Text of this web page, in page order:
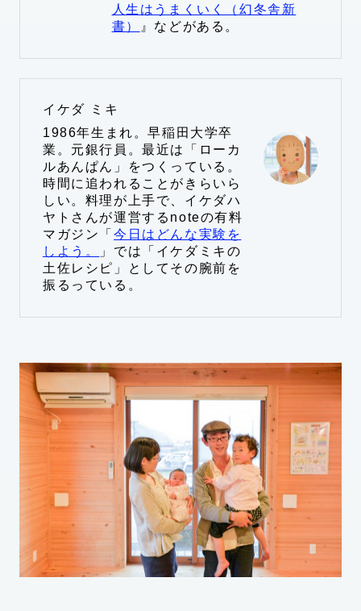
人生はうまくいく（幻冬舎新
書）
』などがある。
イケダ ミキ
1986年生まれ。早稲田大学卒
業。元銀行員。最近は「ローカ
ルあんぱん」をつくっている。
時間に追われることがきらいら
しい。料理が上手で、イケダハ
ヤトさんが運営するnoteの有料
マガジン「 今日はどんな実験を
しよう。
」では「イケダミキの
土佐レシピ」としてその腕前を
振るっている。